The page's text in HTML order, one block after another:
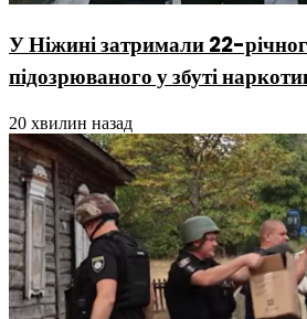
У Ніжині затримали 22-
підозрюваного у збуті
20 хвилин назад